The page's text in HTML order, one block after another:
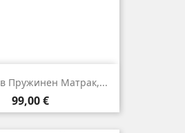
Пружинен Матрак,...
Цена
99,00 €